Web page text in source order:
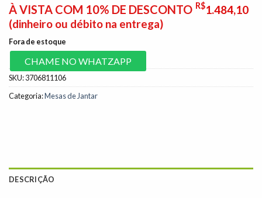
À VISTA COM 10% DE DESCONTO R$1.484,10
(dinheiro ou débito na entrega)
Fora de estoque
CHAME NO WHATZAPP
SKU:3706811106
Categoria:Mesas de Jantar
DESCRIÇÃO